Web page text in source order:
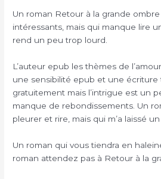
Un roman Retour à la grande
intéressants, mais qui manque lire
rend un peu trop lourd.
L’auteur epub les thèmes de
une sensibilité epub et une écriture
gratuitement mais l’intrigue est un
manque de rebondissements. Un
pleurer et rire, mais qui m’a laissé
Un roman qui vous tiendra en
roman attendez pas à Retour à la